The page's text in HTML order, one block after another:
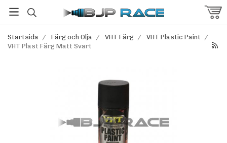
Startsida / Färg och Olja / VHT Färg / VHT Plastic Paint /
VHT Plast Färg Matt Svart